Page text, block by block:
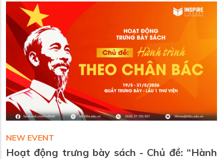
NEW EVENT
Hoạt động trưng bày sách - Chủ đề: “Hành